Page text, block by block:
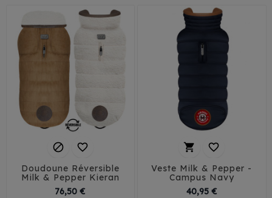
 
Doudoune Réversible
Milk & Pepper Kieran
76,50 €
 
Veste Milk & Pepper -
Campus Navy
40,95 €Prix